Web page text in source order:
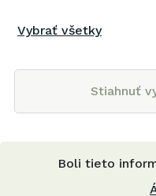
Vybrať všetky
Stiahnuť
Boli tieto